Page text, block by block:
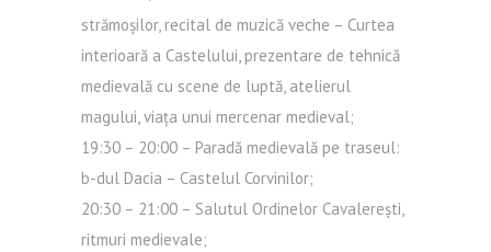
strămoșilor, recital de muzică veche – Curtea
interioară a Castelului, prezentare de tehnică
medievală cu scene de luptă, atelierul
magului, viața unui mercenar medieval;
19:30 – 20:00 – Paradă medievală pe traseul:
b-dul Dacia – Castelul Corvinilor;
20:30 – 21:00 – Salutul Ordinelor Cavalerești,
ritmuri medievale;